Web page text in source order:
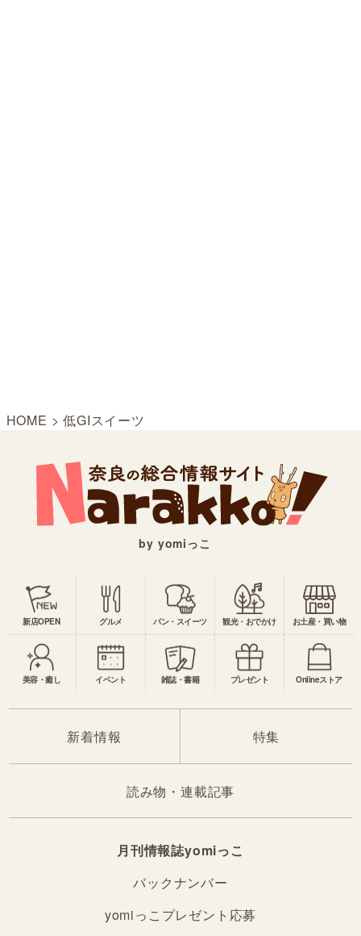
HOME >低GIスイーツ
by yomiっこ
新店OPEN グルメ パン・スイーツ 観光・おでかけ お土産・買い物
美容・癒し イベント 雑誌・書籍 プレゼント Onlineストア
新着情報 特集
読み物・連載記事
月刊情報誌yomiっこ
バックナンバー
yomiっこプレゼント応募